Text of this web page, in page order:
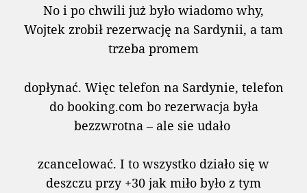
No i po chwili już było wiadomo why,
Wojtek zrobił rezerwację na Sardynii, a tam
trzeba promem
dopłynać. Więc telefon na Sardynie, telefon
do booking.com bo rezerwacja była
bezzwrotna – ale sie udało
zcancelować. I to wszystko działo się w
deszczu przy +30 jak miło było z tym